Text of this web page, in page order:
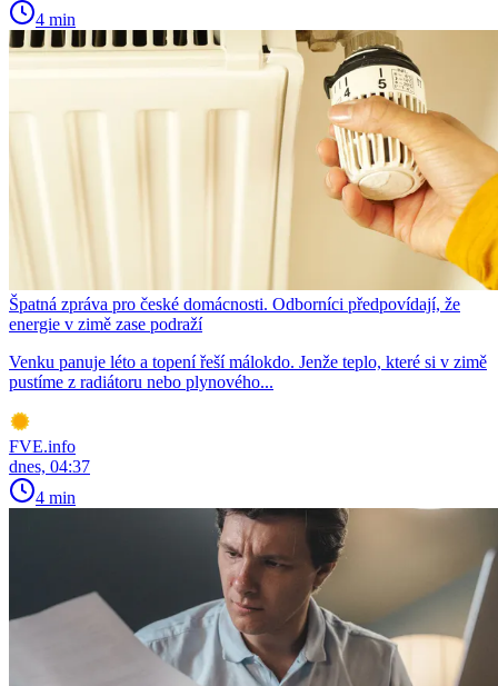
4 min
Špatná zpráva pro české domácnosti. Odborníci předpovídají, že
energie v zimě zase podraží
Venku panuje léto a topení řeší málokdo. Jenže teplo, které si v zimě
pustíme z radiátoru nebo plynového...
FVE.info
dnes, 04:37
4 min